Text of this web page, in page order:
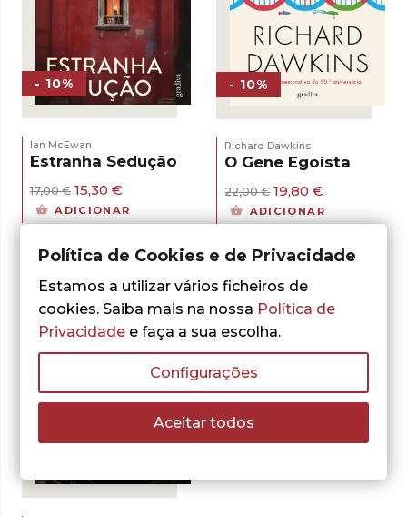
- 10%
Ian McEwan
Estranha Sedução
17,00€ O
preço
original
17,00 €.
15,30 €
preço
atual
15,30 €.
ADICIONAR
- 10%
Richard Dawkins
O Gene Egoísta
22,00€ O
preço
original
22,00 €.
19,80€
preço
atual
19,80 €.
ADICIONAR
Política de Cookies e de Privacidade
Estamos a utilizar vários ficheiros de
cookies. Saiba mais na nossa Política de
Privacidade e faça a sua escolha.
Configurações
Aceitar todos